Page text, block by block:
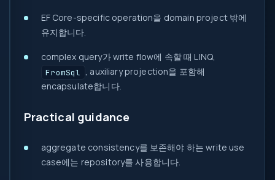
EF Core-specific operation을 domain project 밖에
유지합니다.
complex query가 write flow에 속할 때 LINQ,
FromSql
, auxiliary projection을 포함해
encapsulate합니다.
Practical guidance
aggregate consistency를 보존해야 하는 write use
case에는 repository를 사용합니다.